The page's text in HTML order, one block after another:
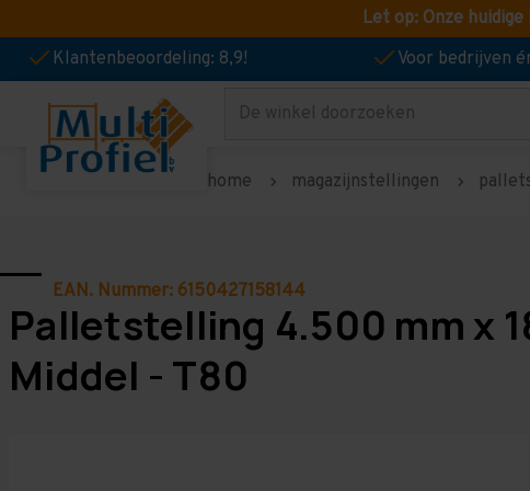
Let op: Onze
Klantenbeoordeling: 8,9!
Voor bedrijven
Zoeken
home magazijnstellingen
EAN. Nummer: 6150427158144
Palletstelling 4.500 mm x
Middel - T80